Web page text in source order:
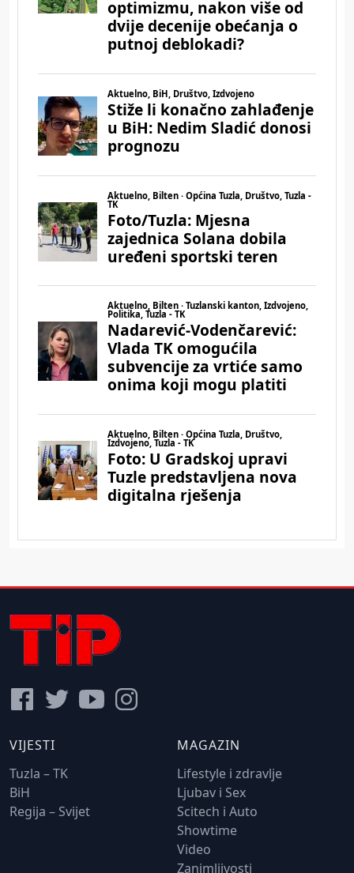
VIJESTI
Tuzla – TK
BiH
Regija – Svijet
MAGAZIN
Lifestyle i zdravlje
Ljubav i Sex
Scitech i Auto
Showtime
Video
Zanimljivosti